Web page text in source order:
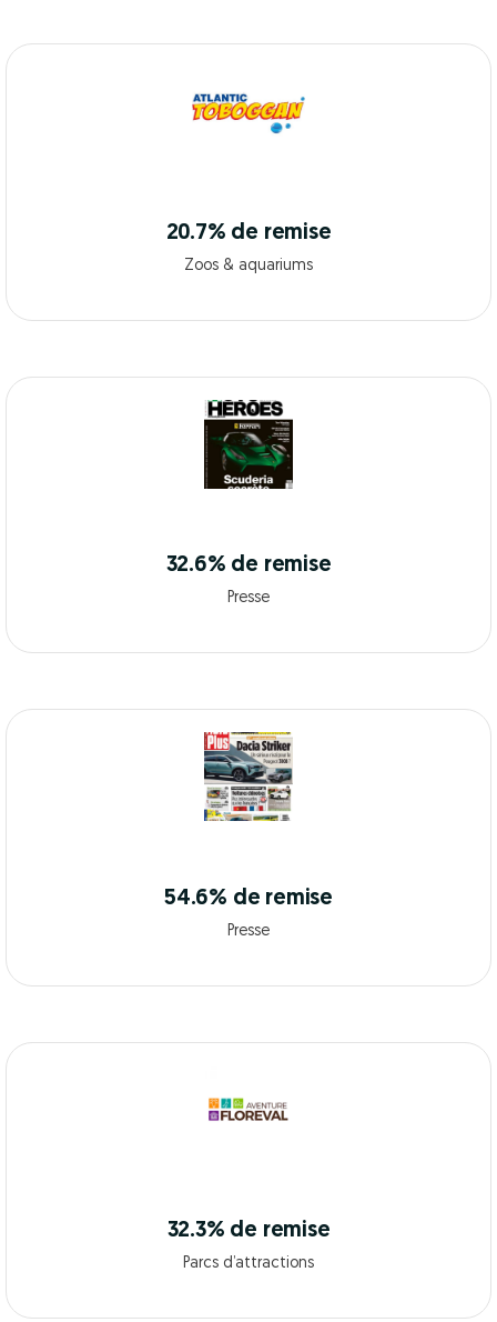
20.7% de remise
Zoos & aquariums
32.6% de remise
Presse
54.6% de remise
Presse
32.3% de remise
Parcs d’attractions